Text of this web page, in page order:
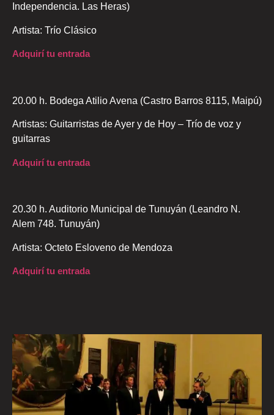
Independencia. Las Heras)
Artista: Trío Clásico
Adquirí tu entrada
20.00 h. Bodega Atilio Avena (Castro Barros 8115, Maipú)
Artistas: Guitarristas de Ayer y de Hoy – Trío de voz y
guitarras
Adquirí tu entrada
20.30 h. Auditorio Municipal de Tunuyán (Leandro N.
Alem 748. Tunuyán)
Artista: Octeto Esloveno de Mendoza
Adquirí tu entrada